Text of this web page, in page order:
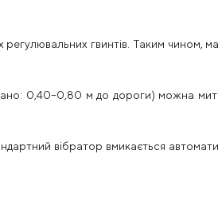
гвинтів. Таким чином,
0,40–0,80 м до дороги) можна
вібратор вмикається